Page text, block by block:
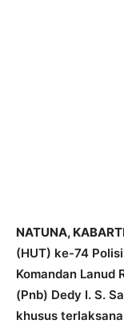
NATUNA,
(HUT) ke-74
Komandan Lanud
(Pnb) Dedy I. S.
khusus